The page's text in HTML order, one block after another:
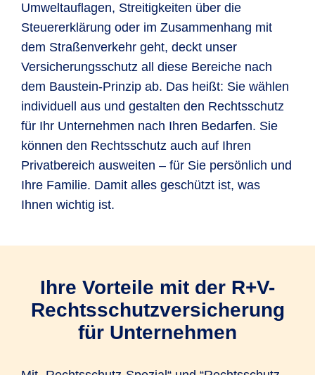
Umweltauflagen, Streitigkeiten über die
Steuererklärung oder im Zusammenhang mit
dem Straßenverkehr geht, deckt unser
Versicherungsschutz all diese Bereiche nach
dem Baustein-Prinzip ab. Das heißt: Sie wählen
individuell aus und gestalten den Rechtsschutz
für Ihr Unternehmen nach Ihren Bedarfen. Sie
können den Rechtsschutz auch auf Ihren
Privatbereich ausweiten – für Sie persönlich und
Ihre Familie. Damit alles geschützt ist, was
Ihnen wichtig ist.
Ihre Vorteile mit der R+V-
Rechtsschutzversicherung
für Unternehmen